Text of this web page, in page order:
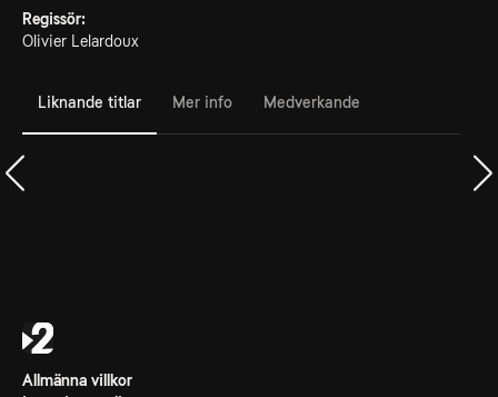
Regissör:
Olivier Lelardoux
Liknande titlar Mer info Medverkande
Allmänna villkor